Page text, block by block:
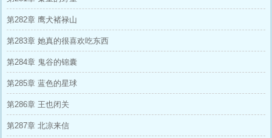
第282章 鹰犬褚禄山
第283章 她真的很喜欢吃东西
第284章 鬼谷的锦囊
第285章 蓝色的星球
第286章 王也闭关
第287章 北凉来信